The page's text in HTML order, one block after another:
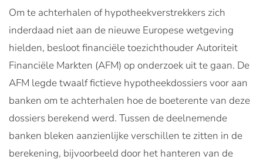
Om te achterhalen of hypotheekverstrekkers zich
inderdaad niet aan de nieuwe Europese wetgeving
hielden, besloot financiële toezichthouder Autoriteit
Financiële Markten (AFM) op onderzoek uit te gaan. De
AFM legde twaalf fictieve hypotheekdossiers voor aan
banken om te achterhalen hoe de boeterente van deze
dossiers berekend werd. Tussen de deelnemende
banken bleken aanzienlijke verschillen te zitten in de
berekening, bijvoorbeeld door het hanteren van de